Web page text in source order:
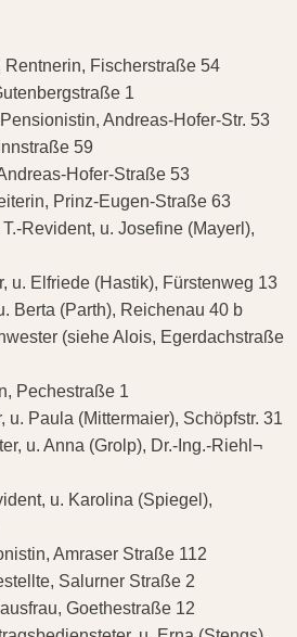
Fischerstraße 54
1
Andreas-Hofer-Str. 53
59
Hofer-Straße 53
Prinz-Eugen-Straße 63
Revident, u. Josefine (Mayerl),
u. Elfriede (Hastik), Fürstenweg 13
Berta (Parth), Reichenau 40 b
(siehe Alois, Egerdachstraße
Pechestraße 1
Paula (Mittermaier), Schöpfstr. 31
u. Anna (Grolp), Dr.-Ing.-Riehl¬
u. Karolina (Spiegel),
Amraser Straße 112
Salurner Straße 2
Goethestraße 12